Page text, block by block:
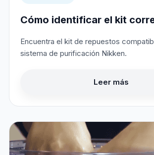
Cómo identificar el kit
Encuentra el kit de repuestos
sistema de purificación Nikken.
Leer más